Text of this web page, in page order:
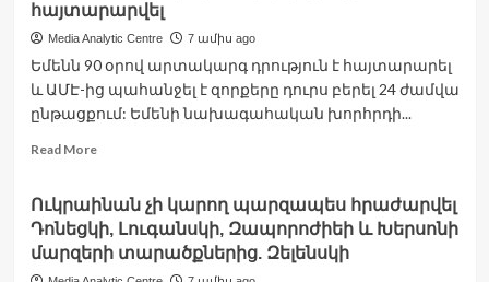
ու
Փեզեշքիանը
են
իրանական
միջուկային
շուրջ
հայտարարվել
Media Analytic Centre 7 ամիս ago
Եմենն 90 օրով արտակարգ դրություն է հայտարարել
և ԱՄԷ-ից պահանջել է զորքերը դուրս բերել 24 ժամվա
ընթացքում: Եմենի նախագահական խորհրդի...
Read MoreRead
Եմենում
90
օրով
արտակարգ
Ուկրաինան չի կարող պարզապես հրաժարվել
Դոնեցկի, Լուգանսկի, Զապորոժիեի և Խերսոնի
մարզերի տարածքներից. Զելենսկի